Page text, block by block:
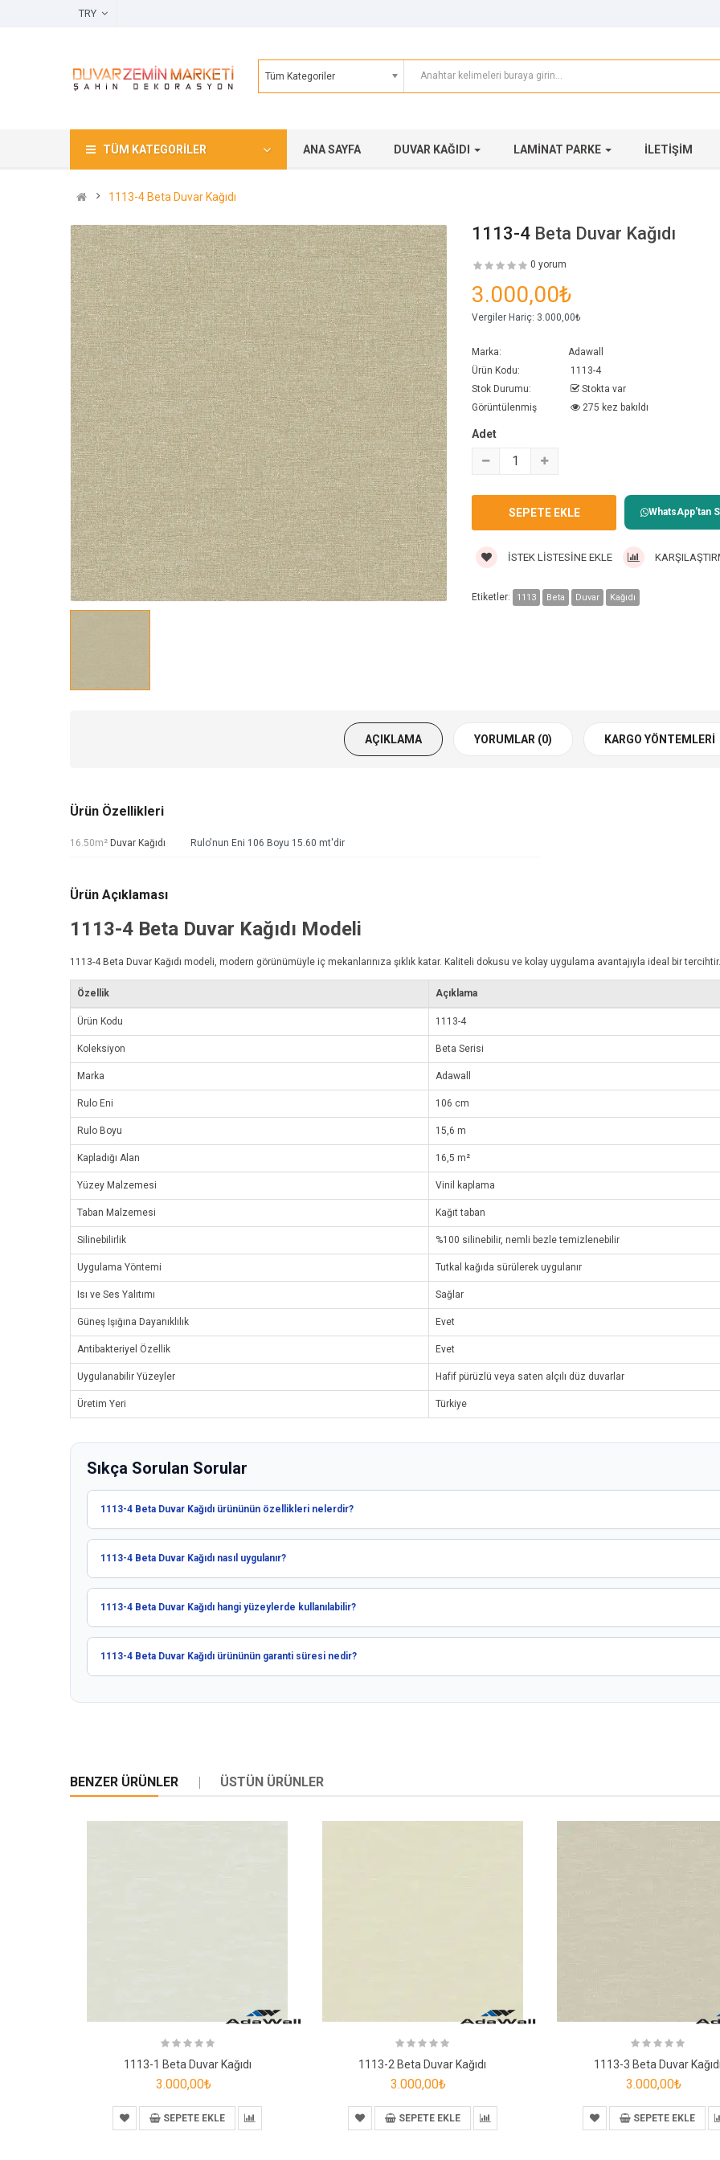
Tüm Kategoriler
TÜM KATEGORILER ANA SAYFA DUVAR KAĞIDI LAMINAT PARKE İLETIŞIM
1113-4 Beta Duvar Kağıdı
1113-4 Beta Duvar Kağıdı
0 yorum
3.000,00₺
Vergiler Hariç: 3.000,00₺
Marka:
Adawall
Ürün Kodu:
1113-4
Stok Durumu:
Stokta var
Görüntülenmiş
275 kez bakıldı
Adet
WhatsApp'tan
İSTEK LISTESINE EKLE
Etiketler: 1113 Beta Duvar Kağıdı
AÇIKLAMA YORUMLAR (0) KARGO YÖNTEMLERI
Ürün Özellikleri
16.50m² Duvar Kağıdı Rulo'nun Eni 106 Boyu 15.60 mt'dir
Ürün Açıklaması
1113-4 Beta Duvar Kağıdı Modeli
1113-4 Beta Duvar Kağıdı modeli, modern görünümüyle iç mekanlarınıza şıklık katar. Kaliteli dokusu ve kolay uygulama avantajıyla ideal bir tercihtir.
Özellik Açıklama
Ürün Kodu 1113-4
Koleksiyon Beta Serisi
Marka Adawall
Rulo Eni 106 cm
Rulo Boyu 15,6 m
Kapladığı Alan 16,5 m²
Yüzey Malzemesi Vinil kaplama
Taban Malzemesi Kağıt taban
Silinebilirlik %100 silinebilir, nemli bezle temizlenebilir
Uygulama Yöntemi Tutkal kağıda sürülerek uygulanır
Isı ve Ses Yalıtımı Sağlar
Güneş Işığına Dayanıklılık Evet
Antibakteriyel Özellik Evet
Uygulanabilir Yüzeyler Hafif pürüzlü veya saten alçılı düz duvarlar
Üretim Yeri Türkiye
Sıkça Sorulan Sorular
1113-4 Beta Duvar Kağıdı ürününün özellikleri nelerdir?
1113-4 Beta Duvar Kağıdı nasıl uygulanır?
1113-4 Beta Duvar Kağıdı hangi yüzeylerde kullanılabilir?
1113-4 Beta Duvar Kağıdı ürününün garanti süresi nedir?
BENZER ÜRÜNLER ÜSTÜN ÜRÜNLER
1113-1 Beta Duvar Kağıdı
3.000,00₺
SEPETE EKLE
1113-2 Beta Duvar Kağıdı
3.000,00₺
SEPETE EKLE
1113-3 Beta Duvar
3.000,00₺
SEPETE EKLE